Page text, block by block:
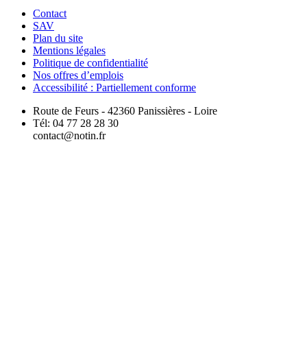
Contact
SAV
Plan du site
Mentions légales
Politique de confidentialité
Nos offres d’emplois
Accessibilité : Partiellement conforme
Route de Feurs - 42360 Panissières - Loire
Tél: 04 77 28 28 30
contact@notin.fr